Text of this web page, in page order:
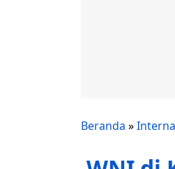
Beranda »